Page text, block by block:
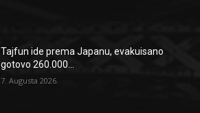
Tajfun ide prema Japanu, evakuisano
gotovo 260.000...
7. Augusta 2026.